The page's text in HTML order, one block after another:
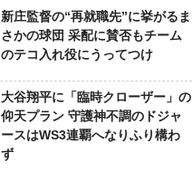
新庄監督の“再就職先”に挙がるま
さかの球団 采配に賛否もチーム
のテコ入れ役にうってつけ
大谷翔平に「臨時クローザー」の
仰天プラン 守護神不調のドジャ
ースはWS3連覇へなりふり構わ
ず